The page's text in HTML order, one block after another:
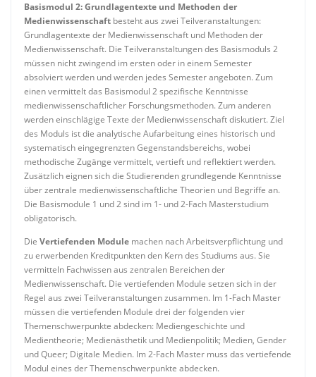
Basismodul 2: Grundlagentexte und Methoden der
Medienwissenschaft besteht aus zwei Teilveranstaltungen:
Grundlagentexte der Medienwissenschaft und Methoden der
Medienwissenschaft. Die Teilveranstaltungen des Basismoduls 2
müssen nicht zwingend im ersten oder in einem Semester
absolviert werden und werden jedes Semester angeboten. Zum
einen vermittelt das Basismodul 2 spezifische Kenntnisse
medienwissenschaftlicher Forschungsmethoden. Zum anderen
werden einschlägige Texte der Medienwissenschaft diskutiert. Ziel
des Moduls ist die analytische Aufarbeitung eines historisch und
systematisch eingegrenzten Gegenstandsbereichs, wobei
methodische Zugänge vermittelt, vertieft und reflektiert werden.
Zusätzlich eignen sich die Studierenden grundlegende Kenntnisse
über zentrale medienwissenschaftliche Theorien und Begriffe an.
Die Basismodule 1 und 2 sind im 1- und 2-Fach Masterstudium
obligatorisch.
DieVertiefenden Module machen nach Arbeitsverpflichtung und
zu erwerbenden Kreditpunkten den Kern des Studiums aus. Sie
vermitteln Fachwissen aus zentralen Bereichen der
Medienwissenschaft. Die vertiefenden Module setzen sich in der
Regel aus zwei Teilveranstaltungen zusammen. Im 1-Fach Master
müssen die vertiefenden Module drei der folgenden vier
Themenschwerpunkte abdecken: Mediengeschichte und
Medientheorie; Medienästhetik und Medienpolitik; Medien, Gender
und Queer; Digitale Medien. Im 2-Fach Master muss das vertiefende
Modul eines der Themenschwerpunkte abdecken.